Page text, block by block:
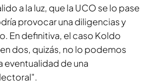
a la luz, que la UCO se lo pase
provocar una diligencias y
En definitiva, el caso Koldo
dos, quizás, no lo podemos
eventualidad de una